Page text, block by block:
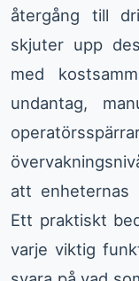
återgång till
skjuter upp
med
undantag,
att enheternas
Ett praktiskt
varje viktig